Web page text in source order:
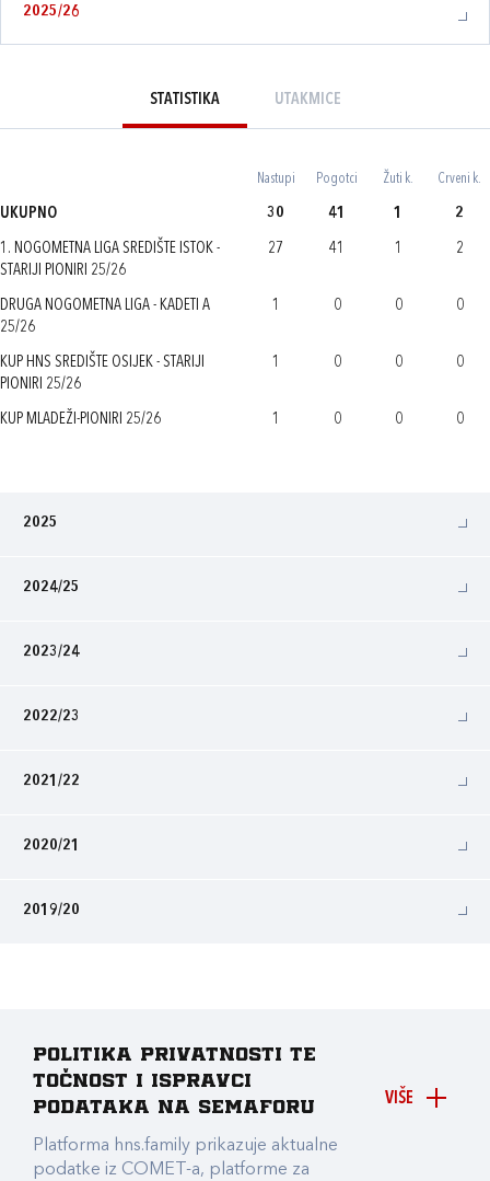
2025/26
STATISTIKA UTAKMICE
Nastupi Pogotci Žuti k. Crveni k.
UKUPNO 30 41 1 2
1. NOGOMETNA LIGA SREDIŠTE ISTOK -
STARIJI PIONIRI 25/26
27 41 1 2
DRUGA NOGOMETNA LIGA - KADETI A
25/26
1 0 0 0
KUP HNS SREDIŠTE OSIJEK - STARIJI
PIONIRI 25/26
1 0 0 0
KUP MLADEŽI-PIONIRI 25/26 1 0 0 0
2025
2024/25
2023/24
2022/23
2021/22
2020/21
2019/20
VIŠE
Politika privatnosti te
točnost i ispravci
podataka na Semaforu
Platforma hns.family prikazuje aktualne
podatke iz COMET-a, platforme za